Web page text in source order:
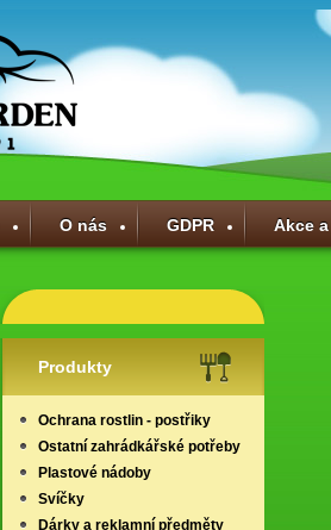
O nás GDPR Akce
Produkty
Ochrana rostlin - postřiky
Ostatní zahrádkářské potřeby
Plastové nádoby
Svíčky
Dárky a reklamní předměty